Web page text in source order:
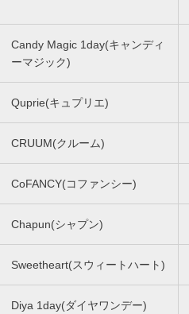
Candy Magic 1day(キャンディ
ーマジック)
Quprie(キュプリエ)
CRUUM(クルーム)
CoFANCY(コファンシー)
Chapun(シャプン)
Sweetheart(スウィートハート)
Diya 1day(ダイヤワンデー)